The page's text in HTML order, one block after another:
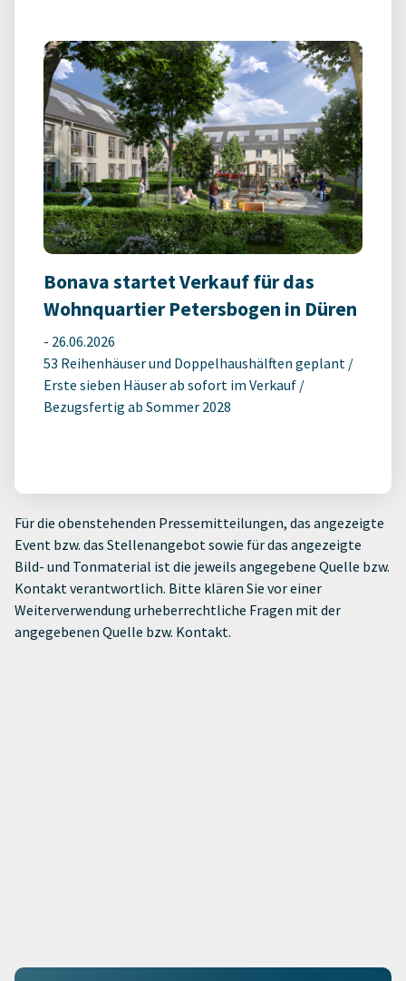
Bonava startet Verkauf für das
Wohnquartier Petersbogen in Düren
- 26.06.2026
53 Reihenhäuser und Doppelhaushälften geplant /
Erste sieben Häuser ab sofort im Verkauf /
Bezugsfertig ab Sommer 2028
Für die obenstehenden Pressemitteilungen, das angezeigte
Event bzw. das Stellenangebot sowie für das angezeigte
Bild- und Tonmaterial ist die jeweils angegebene Quelle bzw.
Kontakt verantwortlich. Bitte klären Sie vor einer
Weiterverwendung urheberrechtliche Fragen mit der
angegebenen Quelle bzw. Kontakt.